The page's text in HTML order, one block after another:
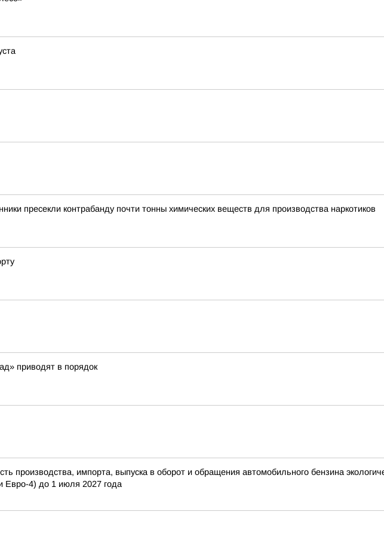
пресекли контрабанду почти тонны химических веществ для производства наркотиков
приводят в порядок
производства, импорта, выпуска в оборот и обращения автомобильного бензина
Евро-4) до 1 июля 2027 года